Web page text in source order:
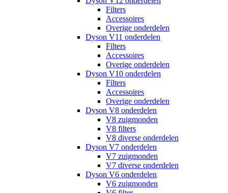
Filters
Accessoires
Overige onderdelen
Dyson V11 onderdelen
Filters
Accessoires
Overige onderdelen
Dyson V10 onderdelen
Filters
Accessoires
Overige onderdelen
Dyson V8 onderdelen
V8 zuigmonden
V8 filters
V8 diverse onderdelen
Dyson V7 onderdelen
V7 zuigmonden
V7 diverse onderdelen
Dyson V6 onderdelen
V6 zuigmonden